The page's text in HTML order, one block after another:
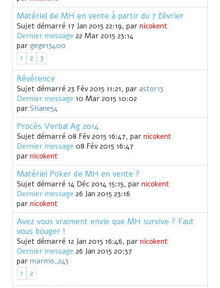
Matériel de MH en vente à partir du 7 février
Sujet démarré 17 Jan 2015 22:19, par nicokent
Dernier message 22 Mar 2015 23:14
par gege13400
1
2 3
Révérence
Sujet démarré 23 Fév 2015 11:21, par astor13
Dernier message 10 Mar 2015 10:02
par Shane54
Procès Verbal Ag 2014
Sujet démarré 08 Fév 2015 16:47, par nicokent
Dernier message 08 Fév 2015 16:47
par nicokent
Matériel Poker de MH en vente ?
Sujet démarré 14 Déc 2014 15:15, par nicokent
Dernier message 26 Jan 2015 23:16
par nicokent
Avez vous vraiment envie que MH survive ? Faut
vous bouger !
Sujet démarré 12 Jan 2015 16:46, par nicokent
Dernier message 26 Jan 2015 20:37
par marmo_243
1
2